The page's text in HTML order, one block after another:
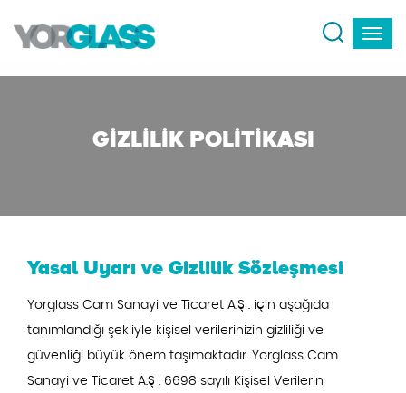
GIZLILIK POLITIKASI
Yasal Uyarı ve Gizlilik Sözleşmesi
Yorglass Cam Sanayi ve Ticaret A.Ş . için aşağıda
tanımlandığı şekliyle kişisel verilerinizin gizliliği ve
güvenliği büyük önem taşımaktadır. Yorglass Cam
Sanayi ve Ticaret A.Ş . 6698 sayılı Kişisel Verilerin